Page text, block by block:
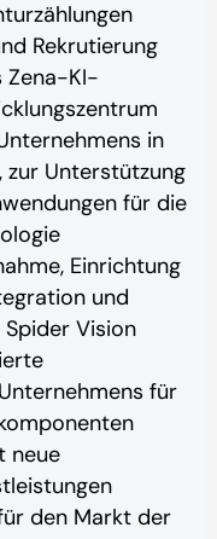
Rekrutierung
Zena-KI-
in
zur Unterstützung
für die
Einrichtung
und
Vision
für
neue
den Markt der